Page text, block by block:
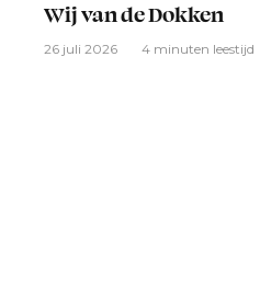
Wij van de Dokken
26 juli 2026 4 minuten leestijd